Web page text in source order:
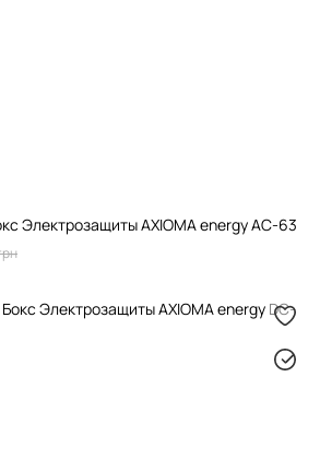
Электрозащиты AXIOMA energy AC-63